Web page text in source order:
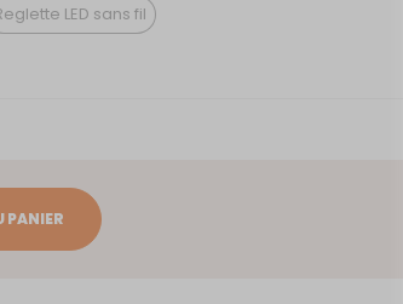
LED sans fil
PANIER